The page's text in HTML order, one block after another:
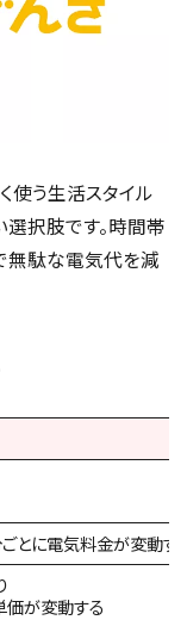
使う生活スタイル
択肢です。時間帯
無駄な電気代を減
ごとに電気料金が変動
価が変動する